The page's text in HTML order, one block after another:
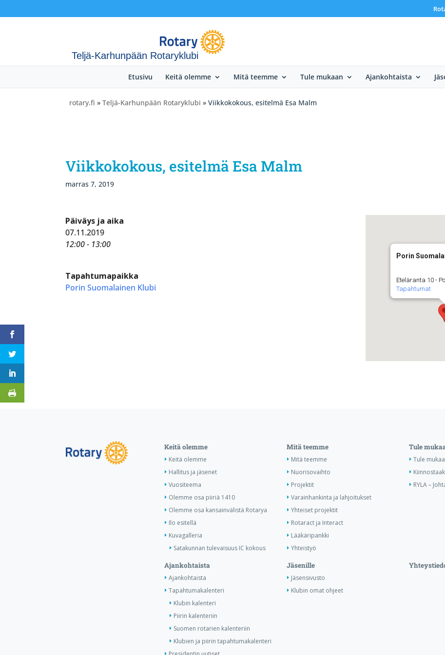
Teljä-Karhunpään Rotaryklubi
Etusivu Keitä olemme Mitä teemme Tule mukaan Ajankohtaista
rotary.fi » Teljä-Karhunpään Rotaryklubi » Viikkokokous, esitelmä Esa Malm
Viikkokokous, esitelmä Esa Malm
marras 7, 2019
Porin
Eteläranta 10 -
Tapahtumat
Päiväys ja aika
07.11.2019
12:00 - 13:00
Tapahtumapaikka
Porin Suomalainen Klubi
Keitä olemme
Keitä olemme
Hallitus ja jäsenet
Vuositeema
Olemme osa piiriä 1410
Olemme osa kansainvälistä Rotarya
Ilo esitellä
Kuvagalleria
Satakunnan tulevaisuus IC kokous
Mitä teemme
Mitä teemme
Nuorisovaihto
Projektit
Varainhankinta ja lahjoitukset
Yhteiset projektit
Rotaract ja Interact
Lääkäripankki
Yhteistyö
Tule
Tule
RYLA –
Ajankohtaista
Ajankohtaista
Tapahtumakalenteri
Klubin kalenteri
Piirin kalenteriin
Suomen rotarien kalenteriin
Klubien ja piirin tapahtumakalenteri
Jäsenille
Jäsensivusto
Klubin omat ohjeet